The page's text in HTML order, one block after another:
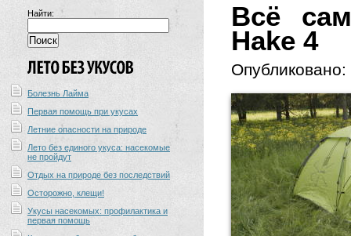
Найти:
Болезнь Лайма
Первая помощь при укусах
Летние опасности на природе
Лето без единого укуса: насекомые
не пройдут
Отдых на природе без последствий
Осторожно, клещи!
Укусы насекомых: профилактика и
первая помощь
Всё
Hake 4
Опубликовано: